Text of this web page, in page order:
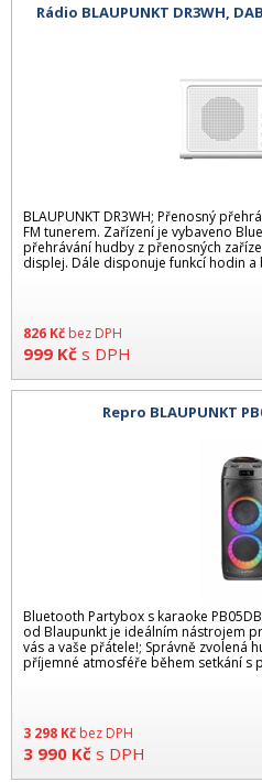
Rádio BLAUPUNKT DR3WH,
BLAUPUNKT DR3WH; Přenosný
FM tunerem. Zařízení je vybaveno
přehrávání hudby z přenosných
displej. Dále disponuje funkcí hodin a
826 Kč bez DPH
999 Kč s DPH
Repro BLAUPUNKT
Bluetooth Partybox s karaoke
od Blaupunkt je ideálním nástrojem
vás a vaše přátele!; Správně zvolená
příjemné atmosféře během setkání s
3 298 Kč bez DPH
3 990 Kč s DPH